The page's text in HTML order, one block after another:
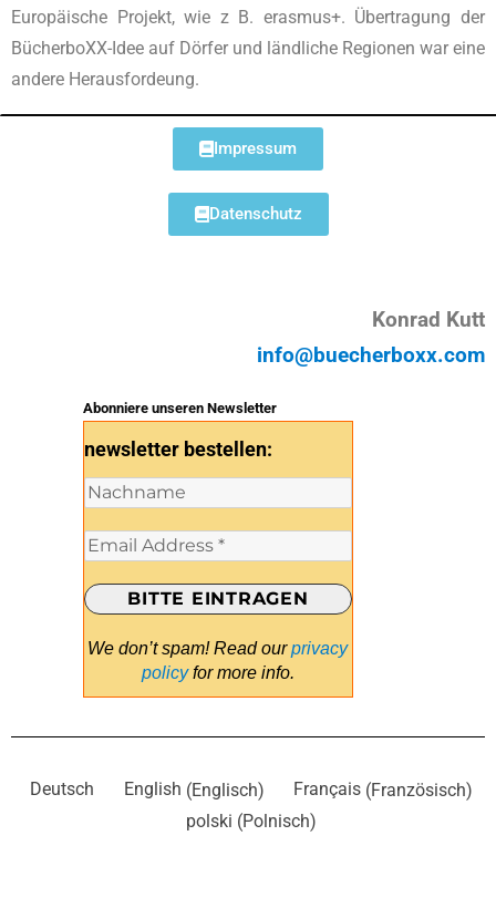
Europäische Projekt, wie z B. erasmus+. Übertragung der
BücherboXX-Idee auf Dörfer und ländliche Regionen war eine
andere Herausfordeung.
Impressum
Datenschutz
Konrad Kutt
info@buecherboxx.com
Abonniere unseren Newsletter
newsletter bestellen:
We don’t spam! Read ourprivacy
policyfor more info.
Deutsch English (Englisch) Français (Französisch)
polski (Polnisch)